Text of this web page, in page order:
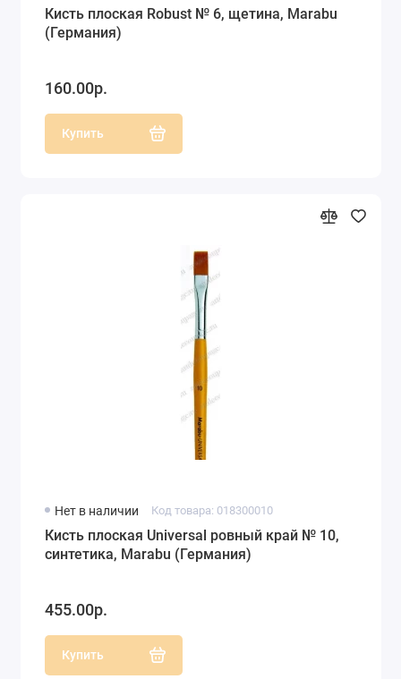
Кисть плоская Robust № 6, щетина, Marabu
(Германия)
160.00р.
Купить
Нет в наличии Код товара: 018300010
Кисть плоская Universal ровный край № 10,
синтетика, Marabu (Германия)
455.00р.
Купить